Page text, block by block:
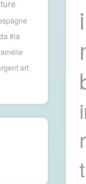
#ia
amélie
art